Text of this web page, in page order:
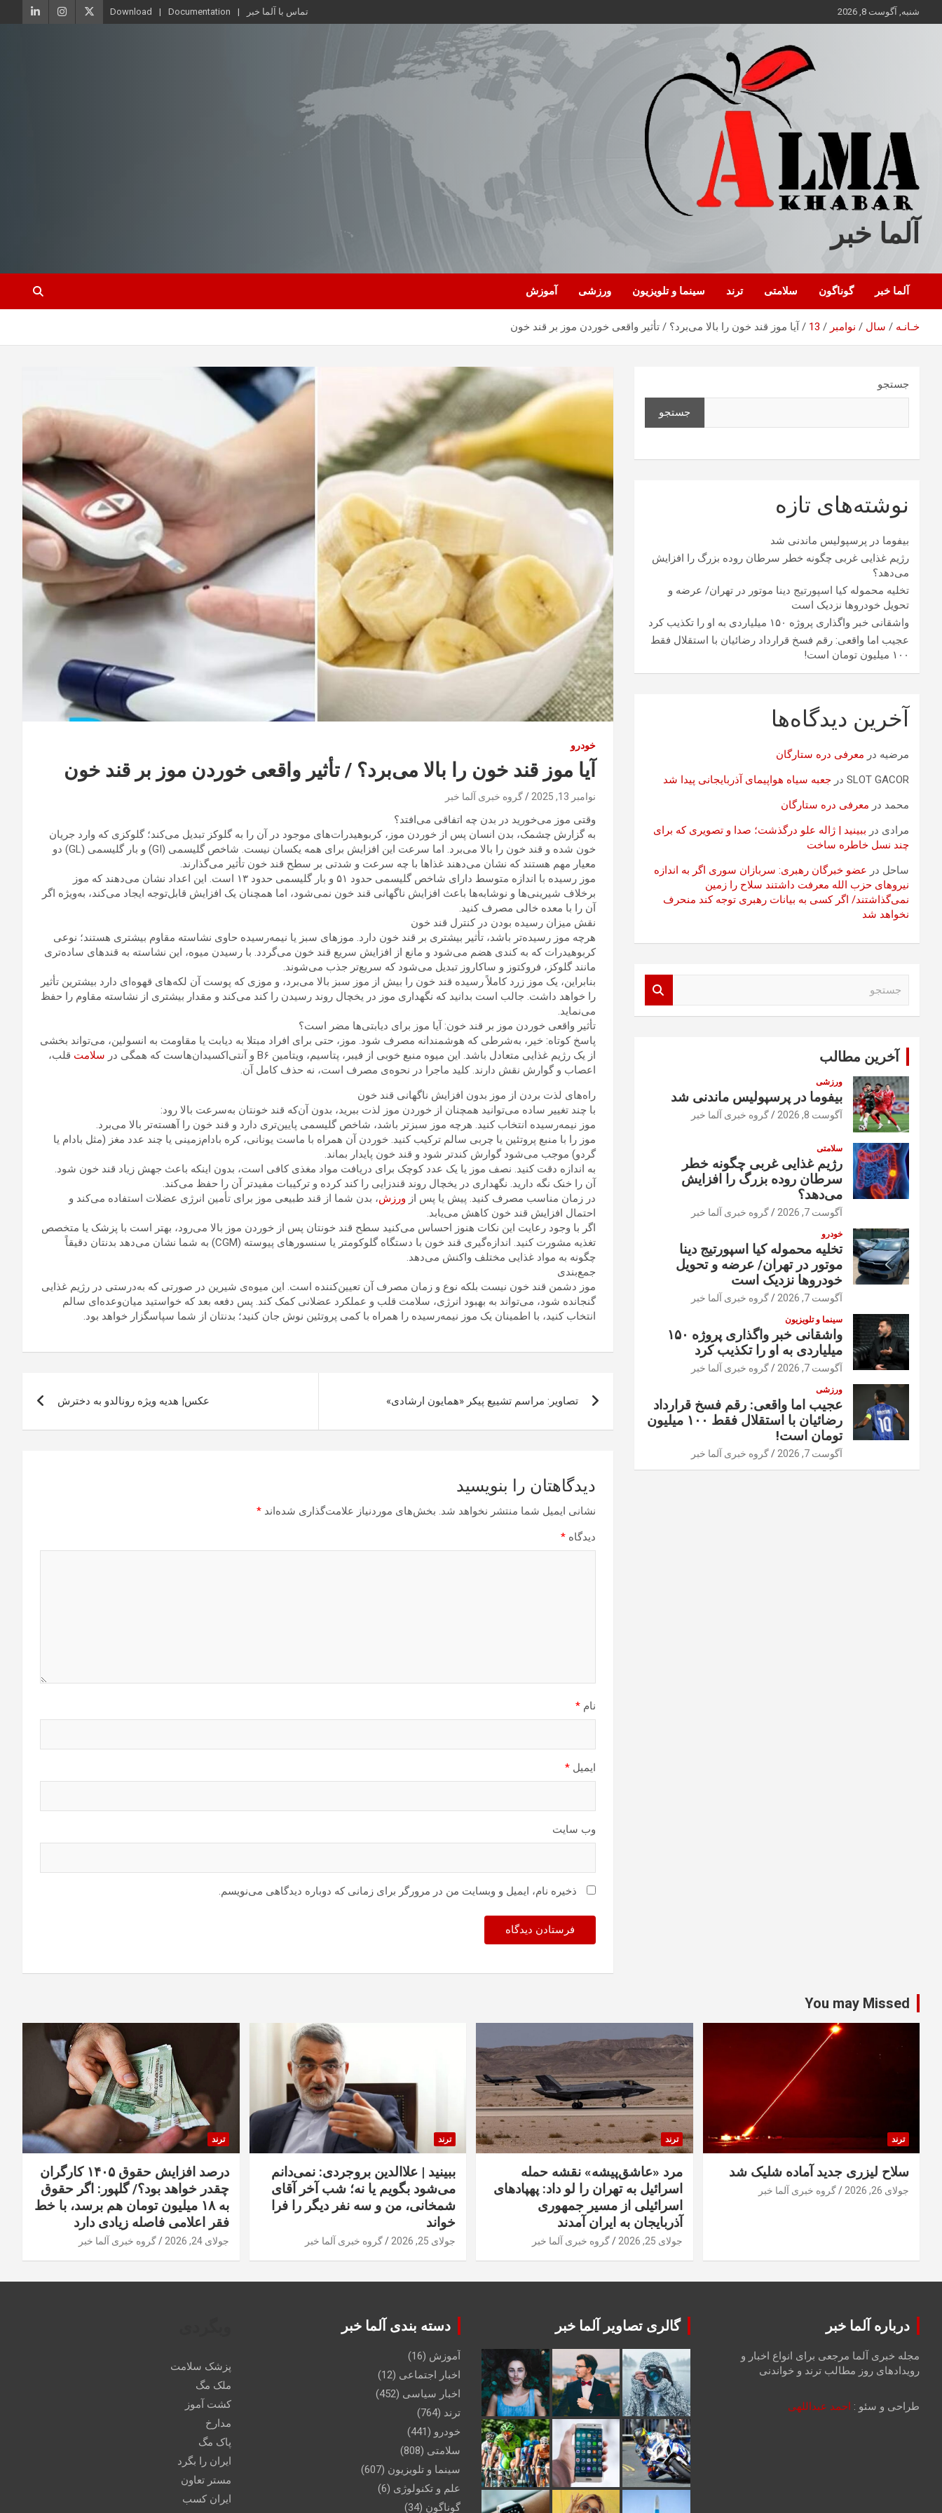
محتوا
شنبه, آگوست 8, 2026 تماس با آلما خبر Documentation
Download
آلما خبر
آلما خبر گوناگون سلامتی ترند سینما و تلویزیون ورزشی آموزش
خـانـه سال نوامبر 13 آیا موز قند خون را بالا می‌برد؟ / تأثیر واقعی خوردن موز بر قند خون
خودرو
آیا موز قند خون را بالا می‌برد؟ / تأثیر واقعی خوردن موز بر قند خون
نوامبر 13, 2025 گروه خبری آلما خبر
وقتی موز می‌خورید در بدن چه اتفاقی می‌افتد؟
به گزارش چشمک، بدن انسان پس از خوردن موز، کربوهیدرات‌های موجود در آن را به گلوکز تبدیل می‌کند؛ گلوکزی که وارد جریان
خون شده و قند خون را بالا می‌برد. اما سرعت این افزایش برای همه یکسان نیست. شاخص گلیسمی (GI) و بار گلیسمی (GL) دو
معیار مهم هستند که نشان می‌دهند غذا‌ها با چه سرعت و شدتی بر سطح قند خون تأثیر می‌گذارند.
موز رسیده با اندازه متوسط دارای شاخص گلیسمی حدود ۵۱ و بار گلیسمی حدود ۱۳ است. این اعداد نشان می‌دهند که موز
برخلاف شیرینی‌ها و نوشابه‌ها باعث افزایش ناگهانی قند خون نمی‌شود، اما همچنان یک افزایش قابل‌توجه ایجاد می‌کند، به‌ویژه اگر
آن را با معده خالی مصرف کنید.
نقش میزان رسیده بودن در کنترل قند خون
هرچه موز رسیده‌تر باشد، تأثیر بیشتری بر قند خون دارد. موز‌های سبز یا نیمه‌رسیده حاوی نشاسته مقاوم بیشتری هستند؛ نوعی
کربوهیدرات که به کندی هضم می‌شود و مانع از افزایش سریع قند خون می‌گردد. با رسیدن میوه، این نشاسته به قند‌های ساده‌تری
مانند گلوکز، فروکتوز و ساکاروز تبدیل می‌شود که سریع‌تر جذب می‌شوند.
بنابراین، یک موز زرد کاملاً رسیده قند خون را بیش از موز سبز بالا می‌برد، و موزی که پوست آن لکه‌های قهوه‌ای دارد بیشترین تأثیر
را خواهد داشت. جالب است بدانید که نگهداری موز در یخچال روند رسیدن را کند می‌کند و مقدار بیشتری از نشاسته مقاوم را حفظ
می‌نماید.
تأثیر واقعی خوردن موز بر قند خون: آیا موز برای دیابتی‌ها مضر است؟
پاسخ کوتاه: خیر، به‌شرطی که هوشمندانه مصرف شود. موز، حتی برای افراد مبتلا به دیابت یا مقاومت به انسولین، می‌تواند بخشی
از یک رژیم غذایی متعادل باشد. این میوه منبع خوبی از فیبر، پتاسیم، ویتامین B۶ و آنتی‌اکسیدان‌هاست که همگی در
سلامت قلب،
اعصاب و گوارش نقش دارند. کلید ماجرا در نحوه‌ی مصرف است، نه حذف کامل آن.
راه‌های لذت بردن از موز بدون افزایش ناگهانی قند خون
با چند تغییر ساده می‌توانید همچنان از خوردن موز لذت ببرید، بدون آن‌که قند خونتان به‌سرعت بالا رود:
موز نیمه‌رسیده انتخاب کنید. هرچه موز سبزتر باشد، شاخص گلیسمی پایین‌تری دارد و قند خون را آهسته‌تر بالا می‌برد.
موز را با منبع پروتئین یا چربی سالم ترکیب کنید. خوردن آن همراه با ماست یونانی، کره بادام‌زمینی یا چند عدد مغز (مثل بادام یا
گردو) موجب می‌شود گوارش کندتر شود و قند خون پایدار بماند.
به اندازه دقت کنید. نصف موز یا یک عدد کوچک برای دریافت مواد مغذی کافی است، بدون اینکه باعث جهش زیاد قند خون شود.
آن را خنک نگه دارید. نگهداری در یخچال روند قندزایی را کند کرده و ترکیبات مفیدتر آن را حفظ می‌کند.
در زمان مناسب مصرف کنید. پیش یا پس از ورزش، بدن شما از قند طبیعی موز برای تأمین انرژی عضلات استفاده می‌کند و
احتمال افزایش قند خون کاهش می‌یابد.
اگر با وجود رعایت این نکات هنوز احساس می‌کنید سطح قند خونتان پس از خوردن موز بالا می‌رود، بهتر است با پزشک یا متخصص
تغذیه مشورت کنید. اندازه‌گیری قند خون با دستگاه گلوکومتر یا سنسور‌های پیوسته (CGM) به شما نشان می‌دهد بدنتان دقیقاً
چگونه به مواد غذایی مختلف واکنش می‌دهد.
جمع‌بندی
موز دشمن قند خون نیست بلکه نوع و زمان مصرف آن تعیین‌کننده است. این میوه‌ی شیرین در صورتی که به‌درستی در رژیم غذایی
گنجانده شود، می‌تواند به بهبود انرژی، سلامت قلب و عملکرد عضلانی کمک کند. پس دفعه بعد که خواستید میان‌وعده‌ای سالم
انتخاب کنید، با اطمینان یک موز نیمه‌رسیده را همراه با کمی پروتئین نوش جان کنید؛ بدنتان از شما سپاسگزار خواهد بود.
نوشته
تصاویر: مراسم تشییع پیکر «همایون ارشادی» عکس| هدیه ویژه رونالدو به دخترش
دیدگاهتان را بنویسید
نشانی ایمیل شما منتشر نخواهد شد. بخش‌های موردنیاز علامت‌گذاری شده‌اند *
دیدگاه *
نام *
ایمیل *
وب‌ سایت
ذخیره نام، ایمیل و وبسایت من در مرورگر برای زمانی که دوباره دیدگاهی می‌نویسم.
جستجو
جستجو
نوشته‌های تازه
بیفوما در پرسپولیس ماندنی شد
رژیم غذایی غربی چگونه خطر سرطان روده بزرگ را افزایش
می‌دهد؟
تخلیه محموله کیا اسپورتیج دینا موتور در تهران/ عرضه و
تحویل خودروها نزدیک است
واشقانی خبر واگذاری پروژه ۱۵۰ میلیاردی به او را تکذیب کرد
عجیب اما واقعی: رقم فسخ قرارداد رضائیان با استقلال فقط
۱۰۰ میلیون تومان است!
آخرین دیدگاه‌ها
مرضیه در معرفی دره ستارگان
SLOT GACOR در جعبه سیاه هواپیمای آذربایجانی پیدا شد
محمد در معرفی دره ستارگان
مرادی در ببینید | ژاله علو درگذشت؛ صدا و تصویری که برای
چند نسل خاطره ساخت
ساحل در عضو خبرگان رهبری: سربازان سوری اگر به اندازه
نیروهای حزب الله معرفت داشتند سلاح را زمین
نمی‌گذاشتند/ اگر کسی به بیانات رهبری توجه کند منحرف
نخواهد شد
آخرین مطالب
ورزشی
بیفوما در پرسپولیس ماندنی شد
آگوست 8, 2026 گروه خبری آلما خبر
سلامتی
رژیم غذایی غربی چگونه خطر
سرطان روده بزرگ را افزایش
می‌دهد؟
آگوست 7, 2026 گروه خبری آلما خبر
خودرو
تخلیه محموله کیا اسپورتیج دینا
موتور در تهران/ عرضه و تحویل
خودروها نزدیک است
آگوست 7, 2026 گروه خبری آلما خبر
سینما و تلویزیون
واشقانی خبر واگذاری پروژه ۱۵۰
میلیاردی به او را تکذیب کرد
آگوست 7, 2026 گروه خبری آلما خبر
ورزشی
عجیب اما واقعی: رقم فسخ قرارداد
رضائیان با استقلال فقط ۱۰۰ میلیون
تومان است!
آگوست 7, 2026 گروه خبری آلما خبر
You may Missed
ترند
سلاح لیزری جدید آماده شلیک شد
جولای 26, 2026 گروه خبری آلما خبر
ترند
مرد «عاشق‌پیشه» نقشه حمله
اسرائیل به تهران را لو داد: پهپادهای
اسرائیلی از مسیر جمهوری
آذربایجان به ایران آمدند
جولای 25, 2026 گروه خبری آلما خبر
ترند
ببینید | علاالدین بروجردی: نمی‌دانم
می‌شود بگویم یا نه؛ شب آخر آقای
شمخانی، من و سه نفر دیگر را فرا
خواند
جولای 25, 2026 گروه خبری آلما خبر
ترند
درصد افزایش حقوق ۱۴۰۵ کارگران
چقدر خواهد بود؟/ گلپور: اگر حقوق
به ۱۸ میلیون تومان هم برسد، با خط
فقر اعلامی فاصله زیادی دارد
جولای 24, 2026 گروه خبری آلما خبر
درباره آلما خبر
مجله خبری آلما مرجعی برای انواع اخبار و
رویدادهای روز مطالب ترند و خواندنی
طراحی و سئو : احمد عبداللهی
گالری تصاویر آلما خبر دسته بندی آلما خبر
آموزش (16)
اخبار اجتماعی (12)
اخبار سیاسی (452)
ترند (764)
خودرو (441)
سلامتی (808)
سینما و تلویزیون (607)
علم و تکنولوژی (6)
گوناگون (34)
پزشک سلامت
ملک مگ
کشت آموز
مدارخ
پاک مگ
ایران را بگرد
مستر تعاون
ایران کسب